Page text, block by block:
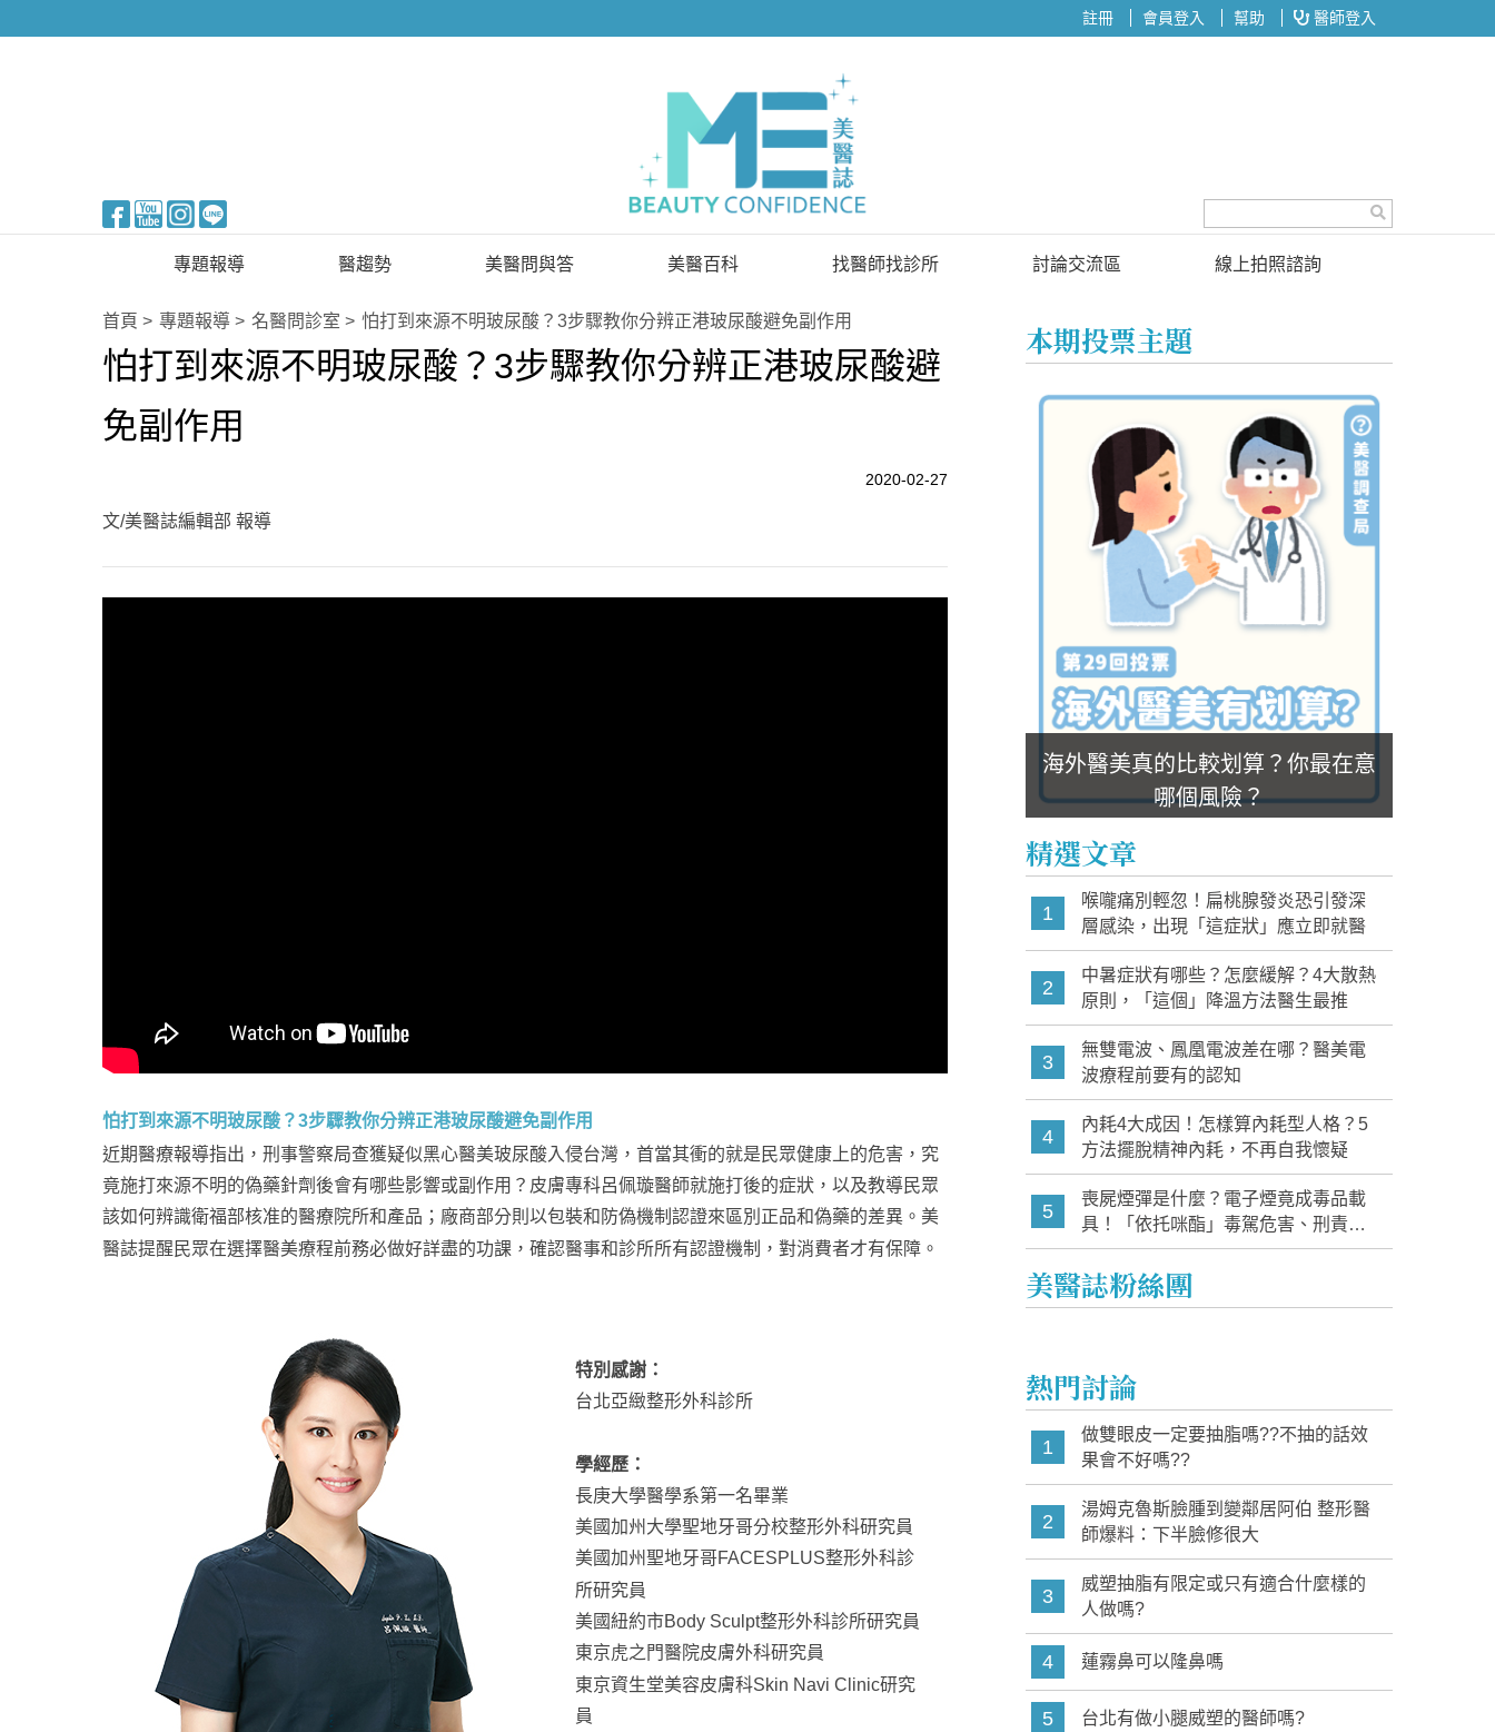
註冊 會員登入 幫助 醫師登入
專題報導
新知快訊
醫美整形
保健醫療
名醫問診室
醫趨勢
美醫FUN知識
國際新知
美醫問與答
已解決問題
待解決問題
美醫百科 找醫師找診所
找診所
討論交流區
投票區
線上拍照諮詢
首頁 專題報導 名醫問診室 怕打到來源不明玻尿酸？3步驟教你分辨正港玻尿酸避免副作用
怕打到來源不明玻尿酸？3步驟教你分辨正港玻尿酸避
免副作用
2020-02-27
文/美醫誌編輯部 報導
怕打到來源不明玻尿酸？3步驟教你分辨正港玻尿酸避免副作用
近期醫療報導指出，刑事警察局查獲疑似黑心醫美玻尿酸入侵台灣，首當其衝的就是民眾健康上的危害，究
竟施打來源不明的偽藥針劑後會有哪些影響或副作用？皮膚專科呂佩璇醫師就施打後的症狀，以及教導民眾
該如何辨識衛福部核准的醫療院所和產品；廠商部分則以包裝和防偽機制認證來區別正品和偽藥的差異。美
醫誌提醒民眾在選擇醫美療程前務必做好詳盡的功課，確認醫事和診所所有認證機制，對消費者才有保障。
特別感謝：
台北亞緻整形外科診所
學經歷：
長庚大學醫學系第一名畢業
美國加州大學聖地牙哥分校整形外科研究員
美國加州聖地牙哥FACESPLUS整形外科診
所研究員
美國紐約市Body Sculpt整形外科診所研究員
東京虎之門醫院皮膚外科研究員
東京資生堂美容皮膚科Skin Navi Clinic研究
員
本期投票主題
海外醫美真的比較划算？你最在意
哪個風險？
精選文章
1
喉嚨痛別輕忽！扁桃腺發炎恐引發深
層感染，出現「這症狀」應立即就醫
2
中暑症狀有哪些？怎麼緩解？4大散熱
原則，「這個」降溫方法醫生最推
3
無雙電波、鳳凰電波差在哪？醫美電
波療程前要有的認知
4
內耗4大成因！怎樣算內耗型人格？5
方法擺脫精神內耗，不再自我懷疑
5
喪屍煙彈是什麼？電子煙竟成毒品載
具！「依托咪酯」毒駕危害、刑責與
家長必知警訊
美醫誌粉絲團
熱門討論
1
做雙眼皮一定要抽脂嗎??不抽的話效
果會不好嗎??
2
湯姆克魯斯臉腫到變鄰居阿伯 整形醫
師爆料：下半臉修很大
3
威塑抽脂有限定或只有適合什麼樣的
人做嗎?
4 蓮霧鼻可以隆鼻嗎
5 台北有做小腿威塑的醫師嗎?